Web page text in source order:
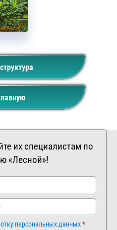
их специалистам по
«Лесной»!
персональных данных